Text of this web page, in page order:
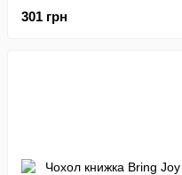
301 грн